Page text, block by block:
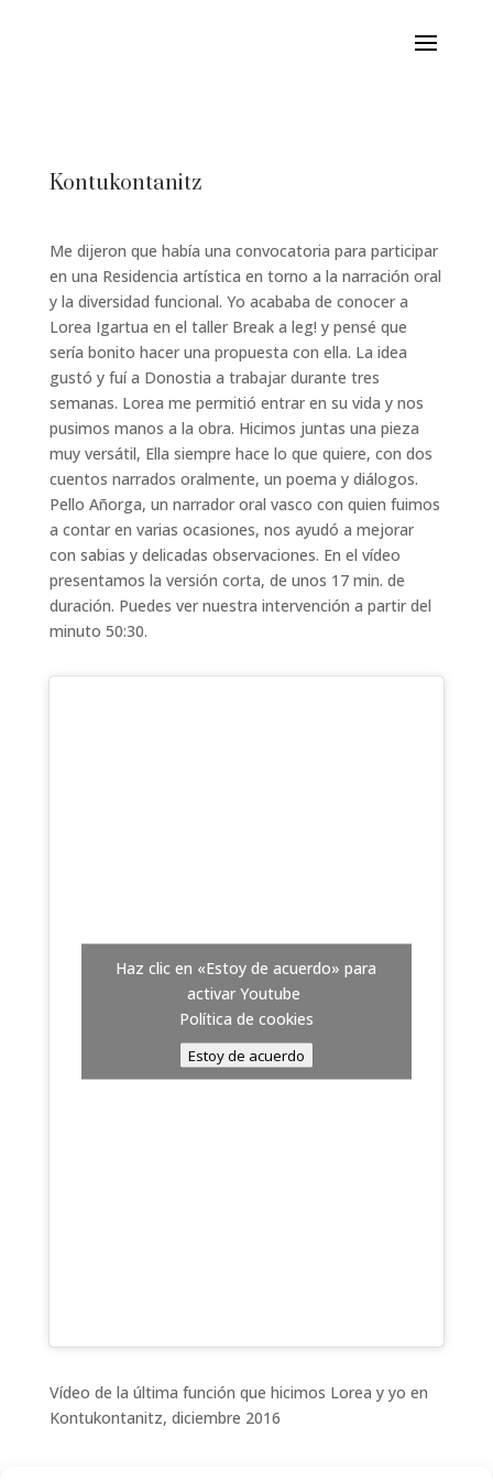
Kontukontanitz
Me dijeron que había una convocatoria para participar
en una Residencia artística en torno a la narración oral
y la diversidad funcional. Yo acababa de conocer a
Lorea Igartua en el taller Break a leg! y pensé que
sería bonito hacer una propuesta con ella. La idea
gustó y fuí a Donostia a trabajar durante tres
semanas. Lorea me permitió entrar en su vida y nos
pusimos manos a la obra. Hicimos juntas una pieza
muy versátil, Ella siempre hace lo que quiere, con dos
cuentos narrados oralmente, un poema y diálogos.
Pello Añorga, un narrador oral vasco con quien fuimos
a contar en varias ocasiones, nos ayudó a mejorar
con sabias y delicadas observaciones. En el vídeo
presentamos la versión corta, de unos 17 min. de
duración. Puedes ver nuestra intervención a partir del
minuto 50:30.
Haz clic en «Estoy de acuerdo» para
activar Youtube
Política de cookies
Estoy de acuerdo
Vídeo de la última función que hicimos Lorea y yo en
Kontukontanitz, diciembre 2016